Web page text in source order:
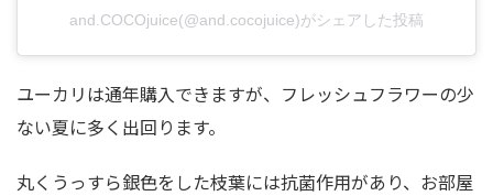
and.COCOjuice(@and.cocojuice)がシェアした投稿
ユーカリは通年購入できますが、フレッシュフラワーの少
ない夏に多く出回ります。
丸くうっすら銀色をした枝葉には抗菌作用があり、お部屋